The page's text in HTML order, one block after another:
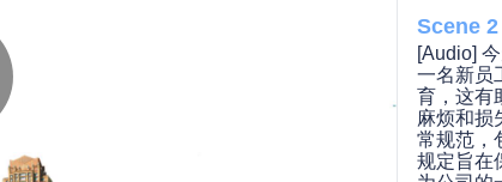
Scene 2
[Audio]
一名新员
育，这有
麻烦和损
常规范，
规定旨在